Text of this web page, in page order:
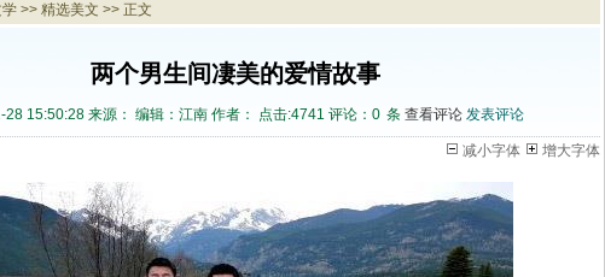
学 >> 精选美文 >> 正文
两个男生间凄美的爱情故事
15:50:28 来源： 编辑：江南 作者： 点击:4741 评论： 0 条 查看评论 发表评论
减小字体 增大字体